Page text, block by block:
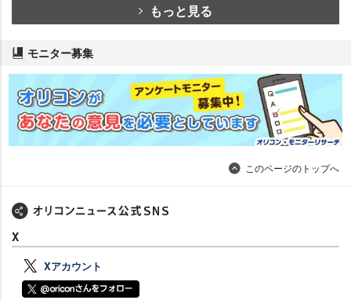
もっと見る
モニター募集
このページのトップへ
X
Xアカウント